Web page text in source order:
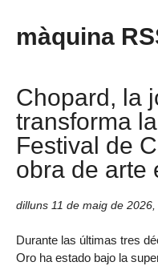
màquina
Chopard, la
transforma
Festival de
obra de arte
dilluns 11 de maig de 2026
Durante las últimas tres
Oro ha estado bajo la